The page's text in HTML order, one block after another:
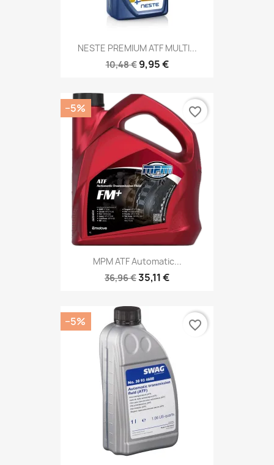
NESTE PREMIUM ATF MULTI...
10,48 € 9,95 €
MPM ATF Automatic...
36,96 €35,11 €
−5% favorite_border
−5% favorite_border